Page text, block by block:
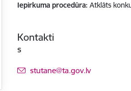
Iepirkuma procedūra Atklāts
Kontakti
s
E-pasts:
stutane@ta.gov.lv